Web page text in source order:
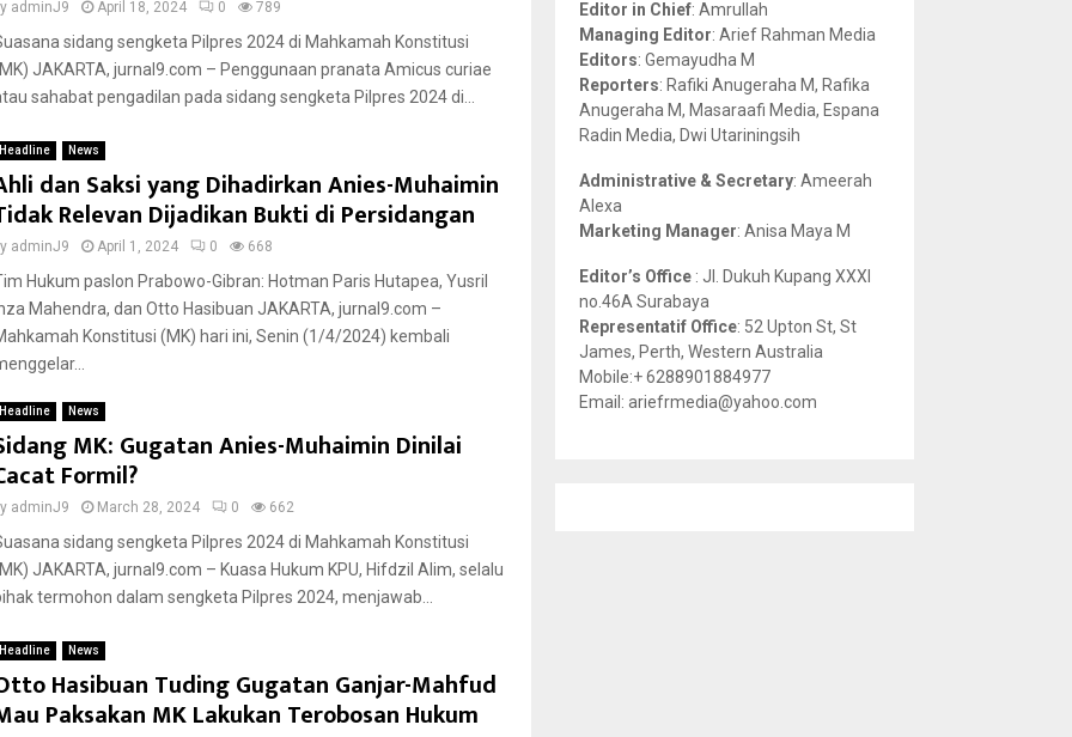
adminJ9 April 18, 2024 0 789
sidang sengketa Pilpres 2024 di Mahkamah Konstitusi
JAKARTA, jurnal9.com – Penggunaan pranata Amicus curiae
sahabat pengadilan pada sidang sengketa Pilpres 2024 di...
Headline News
dan Saksi yang Dihadirkan Anies-Muhaimin
Relevan Dijadikan Bukti di Persidangan
adminJ9 April 1, 2024 0 668
Hukum paslon Prabowo-Gibran: Hotman Paris Hutapea, Yusril
Mahendra, dan Otto Hasibuan JAKARTA, jurnal9.com –
Konstitusi (MK) hari ini, Senin (1/4/2024) kembali
Headline News
MK: Gugatan Anies-Muhaimin Dinilai
Formil?
adminJ9 March 28, 2024 0 662
sidang sengketa Pilpres 2024 di Mahkamah Konstitusi
JAKARTA, jurnal9.com – Kuasa Hukum KPU, Hifdzil Alim, selalu
termohon dalam sengketa Pilpres 2024, menjawab...
Headline News
Hasibuan Tuding Gugatan Ganjar-Mahfud
Paksakan MK Lakukan Terobosan Hukum
r
:
R
H
Editor in Chief: Amrullah
Managing Editor: Arief Rahman Media
Editors: Gemayudha M
Reporters: Rafiki Anugeraha M, Rafika
Anugeraha M, Masaraafi Media, Espana
Radin Media, Dwi Utariningsih
Administrative & Secretary: Ameerah
Alexa
Marketing Manager: Anisa Maya M
Editor’s Office : Jl. Dukuh Kupang XXXI
no.46A Surabaya
Representatif Office: 52 Upton St, St
James, Perth, Western Australia
Mobile:+ 6288901884977
Email: ariefrmedia@yahoo.com